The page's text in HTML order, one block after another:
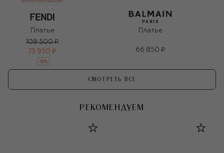
Платье
108 500 ₽
75 950 ₽
-30%
Платье
66 850 ₽
СМОТРЕТЬ ВСЕ
РЕКОМЕНДУЕМ